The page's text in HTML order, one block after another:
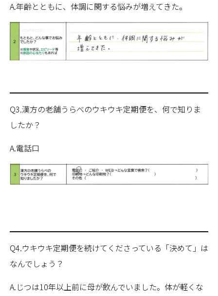
A.年齢とともに、体調に関する悩みが増えてきた。
Q3.漢方の老舗うらべのウキウキ定期便を、何で知りま
したか？
A.電話口
Q4.ウキウキ定期便を続けてくださっている「決めて」は
なんでしょう？
A.じつは10年以上前に母が飲んでいました。体が軽くな